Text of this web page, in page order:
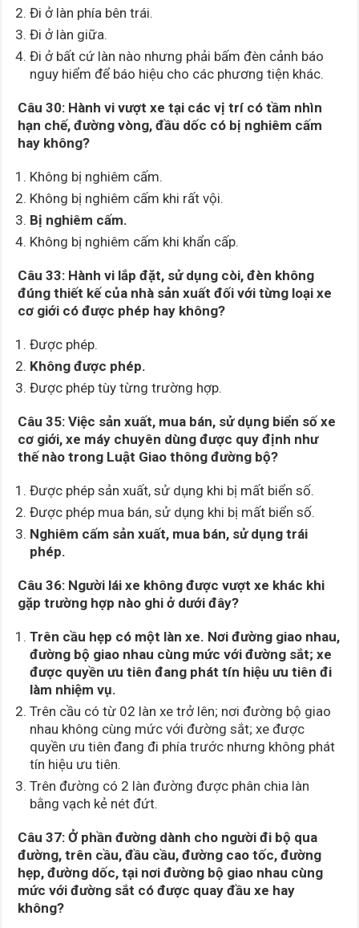
Đi ở làn phía bên trái.
Đi ở làn giữa.
Đi ở bất cứ làn nào nhưng phải bấm đèn cảnh báo
nguy hiểm để báo hiệu cho các phương tiện khác.
Câu 30: Hành vi vượt xe tại các vị trí có tầm nhìn
hạn chế, đường vòng, đầu dốc có bị nghiêm cấm
hay không?
Không bị nghiêm cấm.
Không bị nghiêm cấm khi rất vội.
Bị nghiêm cấm.
Không bị nghiêm cấm khi khẩn cấp.
Câu 33: Hành vi lắp đặt, sử dụng còi, đèn không
đúng thiết kế của nhà sản xuất đối với từng loại xe
cơ giới có được phép hay không?
Được phép.
Không được phép.
Được phép tùy từng trường hợp.
Câu 35:Việc sản xuất, mua bán, sử dụng biển số xe
cơ giới, xe máy chuyên dùng được quy định như
thế nào trong Luật Giao thông đường bộ?
Được phép sản xuất, sử dụng khi bị mất biển số.
Được phép mua bán, sử dụng khi bị mất biển số.
Nghiêm cấm sản xuất, mua bán, sử dụng trái
phép.
Câu 36: Người lái xe không được vượt xe khác khi
gặp trường hợp nào ghi ở dưới đây?
Trên cầu hẹp có một làn xe. Nơi đường giao nhau,
đường bộ giao nhau cùng mức với đường sắt; xe
được quyềnưu tiên đang phát tín hiệu ưu tiên đi
làm nhiệm vụ.
Trên cầu có từ 02 làn xe trở lên; nơi đường bộ giao
nhau không cùng mức với đường sắt; xe được
quyền ưu tiên đang đi phía trước nhưng không phát
tín hiệu ưu tiên.
Trên đường có 2 làn đường được phân chia làn
bằng vạch kẻ nét đứt.
Câu 37:Ở phần đường dành cho người đi bộ qua
đường, trên cầu, đầu cầu, đường cao tốc, đường
hẹp, đường dốc, tại nơi đường bộ giao nhau cùng
mức với đường sắt có được quay đầu xe hay
không?